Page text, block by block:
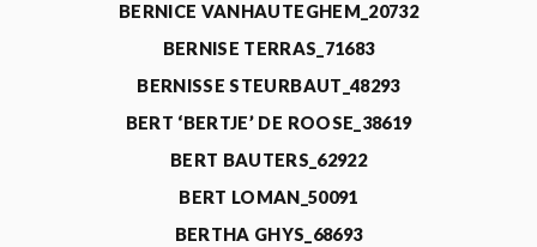
BERNICE VANHAUTEGHEM_20732
BERNISE TERRAS_71683
BERNISSE STEURBAUT_48293
BERT ‘BERTJE’ DE ROOSE_38619
BERT BAUTERS_62922
BERT LOMAN_50091
BERTHA GHYS_68693